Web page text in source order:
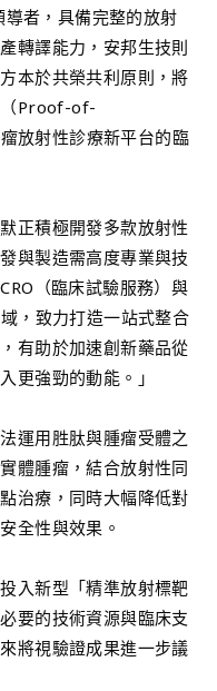
者，具備完整的放射
轉譯能力，安邦生技則
本於共榮共利原則，將
（Proof-of-
放射性診療新平台的臨
正積極開發多款放射性
與製造需高度專業與技
（臨床試驗服務）與
，致力打造一站式整合
有助於加速創新藥品從
更強勁的動能。」
運用胜肽與腫瘤受體之
體腫瘤，結合放射性同
治療，同時大幅降低對
全性與效果。
入新型「精準放射標靶
要的技術資源與臨床支
將視驗證成果進一步議